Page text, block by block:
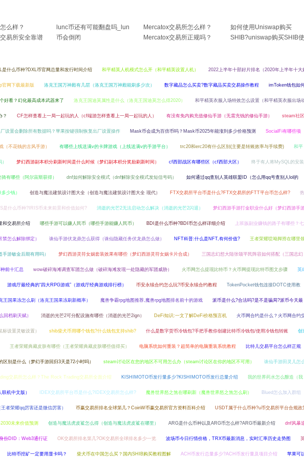
么样？
易所安全靠谱
lunc币还有可能翻盘吗_lun
币会倒闭
Mercatox交易所怎么样？
Mercatox交易所正规吗？
如何使用Uniswap购买
SHIB?uniswap购买SHIB使
是什么币种?DXL币官网总量和发行时间介绍 和平精英人机模式怎么开（和平精英设置人机） 2022上半年十部好片排名（2020年上半年十大
官网下载最新版 洛克王国万神殿有几层（洛克王国万神殿能刷多少次） 数字藏品怎么买卖?数字藏品买卖交易操作教程 imToken钱包如
好看？幻化最高成本武器来了 洛克王国迪莫属性是什么（洛克王国迪莫怎么得2020） 和平精英衣服入场特效怎么设置（和平精英衣服出场
？ CF怎样查看上一局一起玩的人（cf端游怎样查看上一局一起玩的人） 有没有免内购充值修仙手游（无需充钱的修仙手游） steam社区
设置会删除所有数据吗？苹果按键强制恢复出厂设置操作 Mask币会成为百倍币吗？Mask币2025年能涨到多少价格预测 SocialFi有哪些项
（不花钱的古风手游） 有哪些上线送满v的卡牌游戏（上线送满v的手游平台） trc20和erc20有什么区别(主要是转账效率与手续费) 和平
梦幻西游副本积分刷新时间是什么时候（梦幻副本积分奖励刷新时间） cf西部战区有哪些区（cf西部大区） 终于有人将MySQL的安装
有哪些（阿尔宙斯获得） dnf如何解除安全模式（dnf解除安全模式发短信号码） 如何通过qq查别人英雄联盟ID（怎么用qq号查别人lol的
少钱） 创造与魔法建筑设计图大全（创造与魔法建筑设计图大全 现代） FTX交易所平台币是什么?FTX交易所的FTT平台币怎么样? 热
是什么币种?IRIS币未来前景和价值如何? 消逝的光芒2无法启动怎么解决（消逝的光芒2闪退） 梦幻西游手游打金职业什么好（梦幻西游手
和交易所介绍 哪些手游可以赚人民币（哪些手游能赚人民币） BDI是什么币种?BDI币怎么样详细介绍 上班族副业赚钱的路子有哪些？七
怎么解除绑定） 诛仙手游伏龙鼎怎么获得（诛仙隐藏任务伏龙鼎怎么做） NFT科普:什么是NFT,有何价值? 王者荣耀哎呦脚滑在哪里
游敏金后期有用吗） 梦幻西游灵符女娲套装效果有哪些（梦幻西游灵符女娲卡片合成） 三国志幻想大陆张颌平民阵容如何搭配（三国志幻
前十汇总 wow破碎海滩调查军团怎么做（破碎海滩发现一处隐藏的军团威胁） 火币网怎么提现比特币？火币网提现比特币图文步骤 英
游戏厅最经典的“四大RPG游戏”（游戏厅经典游戏排行榜） 币安永续合约怎么玩?币安永续合约教程 TokenPocket钱包连接DOTC使用教
王国果冻怎么刷（洛克王国果冻刷新概率） 魔兽争霸rpg地图推荐,魔兽rpg地图排名前十的游戏 派币是什么?合法吗?是不是骗局?派币今天最
回档刷天赋） 消逝的光芒2可分配设施有哪些（消逝的光芒2ign） DeFi知识:一文了解DeFi价格预言机 火币网合约是什么？火币网合约
设置灵敏设置） shib柴犬币用哪个钱包?什么钱包支持shib? 什么是数字货币冷钱包?手把手教你创建比特币冷钱包/使用冷钱包转账 创
王者荣耀典藏皮肤有哪些（王者荣耀典藏皮肤哪些值得买） 电脑系统如何重装？超简单的电脑重装系统教程 比特儿交易平台怎么样正规
区别是什么（梦幻手游回归3天是72小时吗） steam讨论区在您的地区不可用怎么办（steam讨论区在你的地区不可用） 诛仙手游田灵儿怎
交易所怎么样？The Rock Trading交易所全面介绍 KISHIMOTO币发行量多少?KISHIMOTO币发行总量介绍 我的世界药水怎么酿造（我
机中文版） IDEX交易所平台币是什么?IDEX交易所怎么样? 魔兽世界怒之煞在哪刷新（魔兽世界怒之煞怎么刷） Blued怎么加入群组
者荣耀qq厉害还是微信厉害） 币赢交易所排名全球第几？CoinW币赢交易所官方资料百科介绍 USDT属于什么币种?u币交易所平台合规政
未来价值预测 创造与魔法虎皮鲨怎么得（创造与魔法虎皮鲨在哪里） ARG是什么币种以及ARG币怎么样?ARG币最新介绍 dnf风暴
份DID：Web3通行证 OK交易所排名第几?OK交易所全球排名多少一览 波场币今日行情价格，TRX币最新消息，实时汇率历史走势图
比特币挖矿一定要用显卡吗？ 柴犬币在中国怎么买？国内SHIB购买教程图解 ACH币发行总量多少?ACH币发行量及项目介绍 苹果可